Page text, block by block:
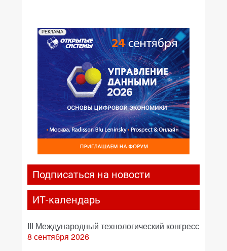
РЕКЛАМА
Подписаться на новости
ИТ-календарь
III Международный технологический конгресс
8 сентября 2026